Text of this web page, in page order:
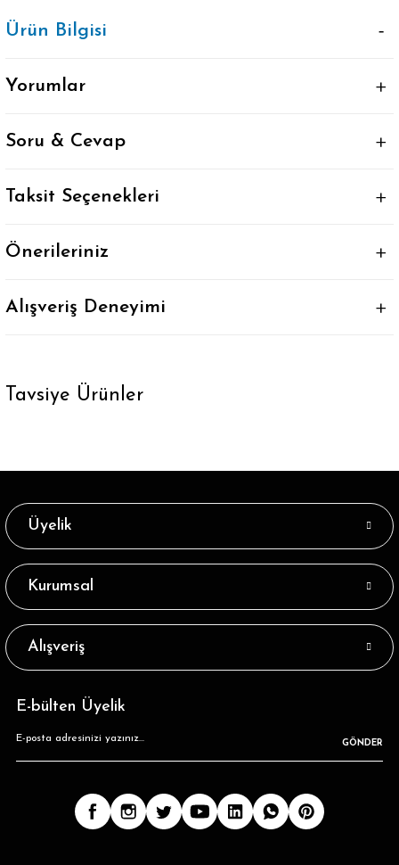
Ürün Bilgisi
Yorumlar
Soru & Cevap
Taksit Seçenekleri
Önerileriniz
Alışveriş Deneyimi
Tavsiye Ürünler
Serena Ekru Renk Nefti Çizgili Tenis Çorabı
Serena Lila Renk Mavi-Mor Çizgili Tenis Çorabı
Tükendi
Serena Antrasit Renk Kırmızı-Gri Çizgili Tenis Çorabı
Üyelik
Kurumsal
Alışveriş
E-bülten Üyelik
GÖNDER